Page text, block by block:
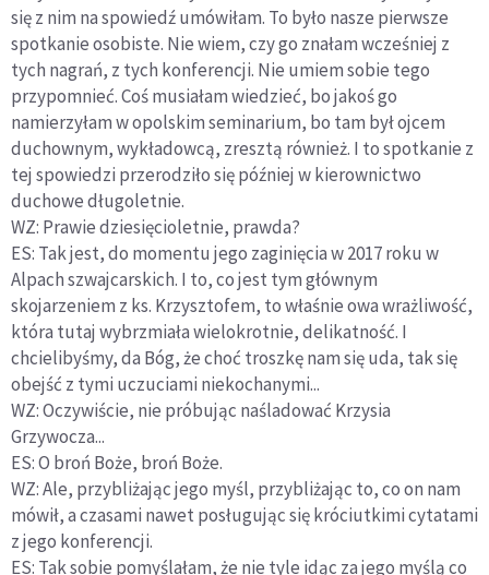
się z nim na spowiedź umówiłam. To było nasze pierwsze
spotkanie osobiste. Nie wiem, czy go znałam wcześniej z
tych nagrań, z tych konferencji. Nie umiem sobie tego
przypomnieć. Coś musiałam wiedzieć, bo jakoś go
namierzyłam w opolskim seminarium, bo tam był ojcem
duchownym, wykładowcą, zresztą również. I to spotkanie z
tej spowiedzi przerodziło się później w kierownictwo
duchowe długoletnie.
WZ: Prawie dziesięcioletnie, prawda?
ES: Tak jest, do momentu jego zaginięcia w 2017 roku w
Alpach szwajcarskich. I to, co jest tym głównym
skojarzeniem z ks. Krzysztofem, to właśnie owa wrażliwość,
która tutaj wybrzmiała wielokrotnie, delikatność. I
chcielibyśmy, da Bóg, że choć troszkę nam się uda, tak się
obejść z tymi uczuciami niekochanymi...
WZ: Oczywiście, nie próbując naśladować Krzysia
Grzywocza...
ES: O broń Boże, broń Boże.
WZ: Ale, przybliżając jego myśl, przybliżając to, co on nam
mówił, a czasami nawet posługując się króciutkimi cytatami
z jego konferencji.
ES: Tak sobie pomyślałam, że nie tyle idąc za jego myślą co